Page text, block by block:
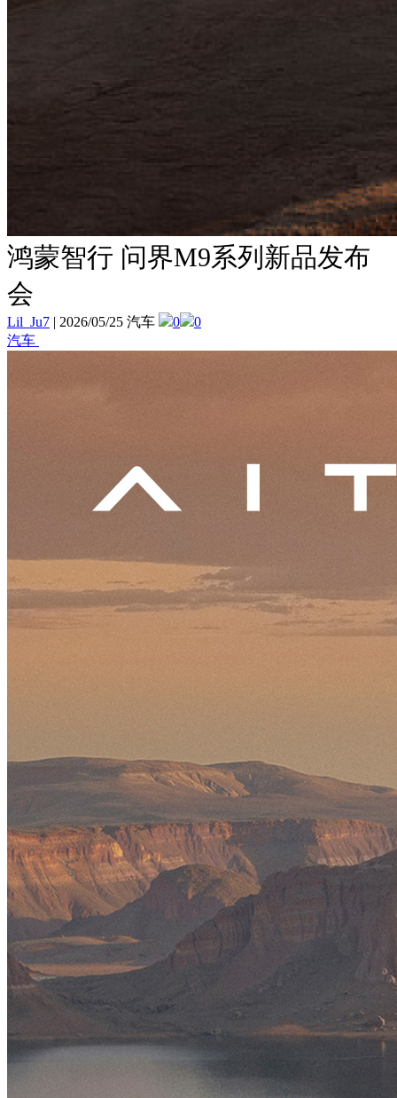
鸿蒙智行 问界M9系列新品发布
会
Lil_Ju7 | 2026/05/25 汽车 0
0
汽车